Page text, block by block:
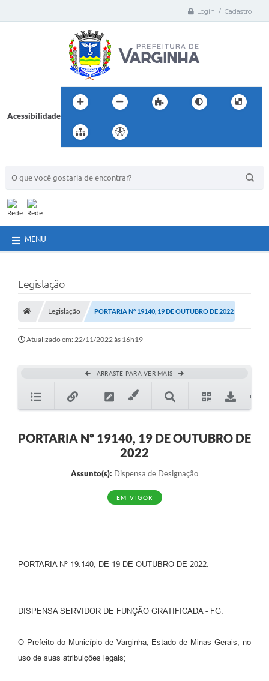
Login / Cadastro
Acessibilidade
MENU
Legislação
Legislação PORTARIA Nº 19140, 19 DE OUTUBRO DE 2022
Atualizado em: 22/11/2022 às 16h19
ARRASTE PARA VER MAIS
PORTARIA Nº 19140, 19 DE OUTUBRO DE
2022
Assunto(s): Dispensa de Designação
EM VIGOR
PORTARIA Nº 19.140, DE 19 DE OUTUBRO DE 2022.
DISPENSA SERVIDOR DE FUNÇÃO GRATIFICADA - FG.
O Prefeito do Município de Varginha, Estado de Minas Gerais, no
uso de suas atribuições legais;